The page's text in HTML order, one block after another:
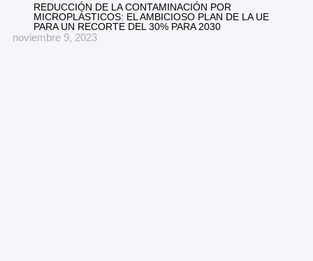
REDUCCIÓN DE LA CONTAMINACIÓN POR
MICROPLÁSTICOS: EL AMBICIOSO PLAN DE LA UE
PARA UN RECORTE DEL 30% PARA 2030
noviembre 9, 2023